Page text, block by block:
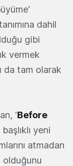
dahil
gibi
vermek
da tam olarak
'Before
yeni
atmadan
olduğunu